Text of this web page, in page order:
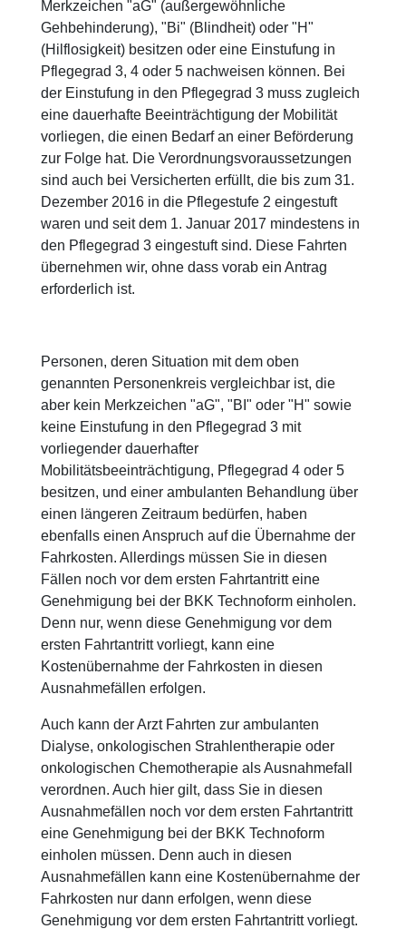
Merkzeichen "aG" (außergewöhnliche
Gehbehinderung), "Bi" (Blindheit) oder "H"
(Hilflosigkeit) besitzen oder eine Einstufung in
Pflegegrad 3, 4 oder 5 nachweisen können. Bei
der Einstufung in den Pflegegrad 3 muss zugleich
eine dauerhafte Beeinträchtigung der Mobilität
vorliegen, die einen Bedarf an einer Beförderung
zur Folge hat. Die Verordnungsvoraussetzungen
sind auch bei Versicherten erfüllt, die bis zum 31.
Dezember 2016 in die Pflegestufe 2 eingestuft
waren und seit dem 1. Januar 2017 mindestens in
den Pflegegrad 3 eingestuft sind. Diese Fahrten
übernehmen wir, ohne dass vorab ein Antrag
erforderlich ist.
Personen, deren Situation mit dem oben
genannten Personenkreis vergleichbar ist, die
aber kein Merkzeichen "aG", "BI" oder "H" sowie
keine Einstufung in den Pflegegrad 3 mit
vorliegender dauerhafter
Mobilitätsbeeinträchtigung, Pflegegrad 4 oder 5
besitzen, und einer ambulanten Behandlung über
einen längeren Zeitraum bedürfen, haben
ebenfalls einen Anspruch auf die Übernahme der
Fahrkosten. Allerdings müssen Sie in diesen
Fällen noch vor dem ersten Fahrtantritt eine
Genehmigung bei der BKK Technoform einholen.
Denn nur, wenn diese Genehmigung vor dem
ersten Fahrtantritt vorliegt, kann eine
Kostenübernahme der Fahrkosten in diesen
Ausnahmefällen erfolgen.
Auch kann der Arzt Fahrten zur ambulanten
Dialyse, onkologischen Strahlentherapie oder
onkologischen Chemotherapie als Ausnahmefall
verordnen. Auch hier gilt, dass Sie in diesen
Ausnahmefällen noch vor dem ersten Fahrtantritt
eine Genehmigung bei der BKK Technoform
einholen müssen. Denn auch in diesen
Ausnahmefällen kann eine Kostenübernahme der
Fahrkosten nur dann erfolgen, wenn diese
Genehmigung vor dem ersten Fahrtantritt vorliegt.